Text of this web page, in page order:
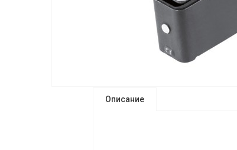
Описание